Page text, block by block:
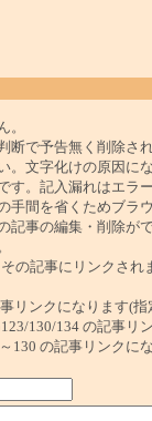
。
で予告無く削除され
文字化けの原因にな
。記入漏れはエラー
手間を省くためブラ
事の編集・削除がで
の記事にリンクされ
リンクになります(指
130/134 の記事リ
130 の記事リンクに